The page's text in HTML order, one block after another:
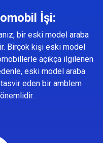
İşi:
bir eski model araba
Birçok kişi eski model
açıkça ilgilenen
eski model araba
eden bir amblem